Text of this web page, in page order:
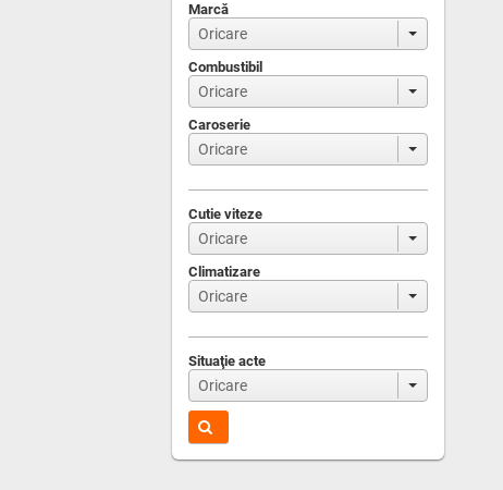
Marcă
Combustibil
Caroserie
Cutie viteze
Climatizare
Situaţie acte